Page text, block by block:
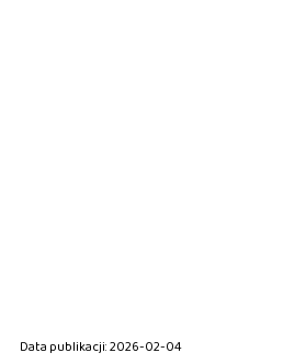
Data publikacji: 2026-02-04